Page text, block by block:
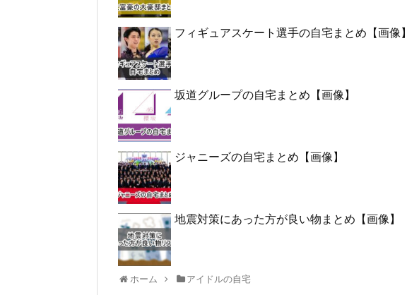
フィギュアスケート選手の自宅まとめ【画像】
坂道グループの自宅まとめ【画像】
ジャニーズの自宅まとめ【画像】
地震対策にあった方が良い物まとめ【画像】
ホーム アイドルの自宅